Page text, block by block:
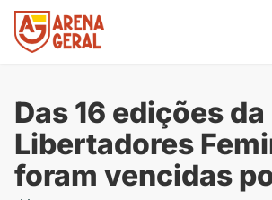
Das 16 edições da
Libertadores
foram vencidas